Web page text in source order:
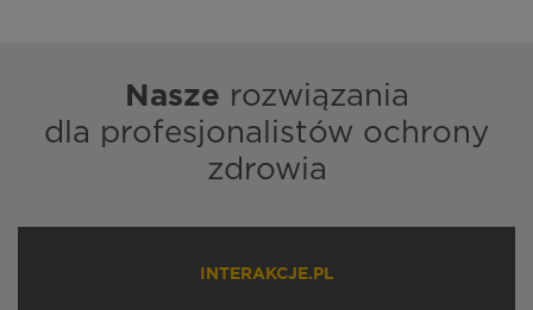
Nasze rozwiązania
dla profesjonalistów ochrony
zdrowia
INTERAKCJE.PL